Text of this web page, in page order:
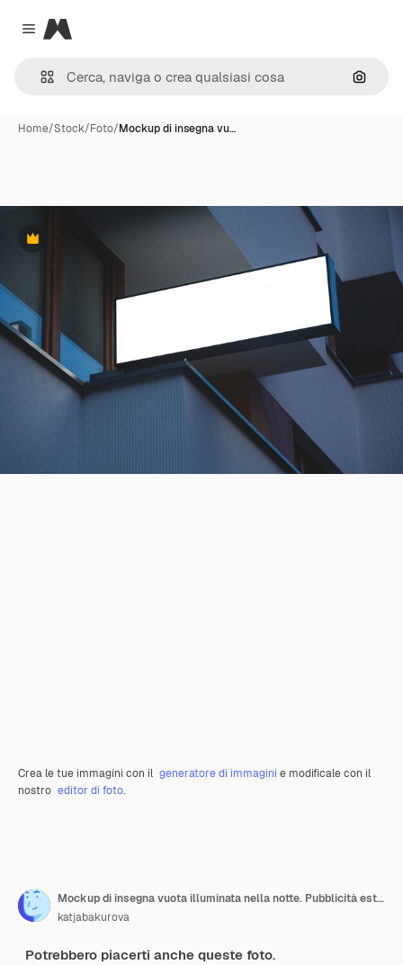
Close menu
Magnific
Cerca
Home/Stock/Foto/Mockup di insegna vu…
Premium
Crea le tue immagini con il generatore di immagini e modificale con il
nostro editor di foto.
Mockup di insegna vuota illuminata nella notte. Pubblicità esterna
katjabakurova
Potrebbero piacerti anche queste foto.